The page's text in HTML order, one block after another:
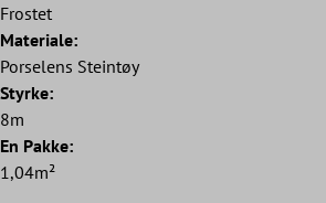
Frostet
Materiale:
Porselens Steintøy
Styrke:
8m
En Pakke:
1,04m²